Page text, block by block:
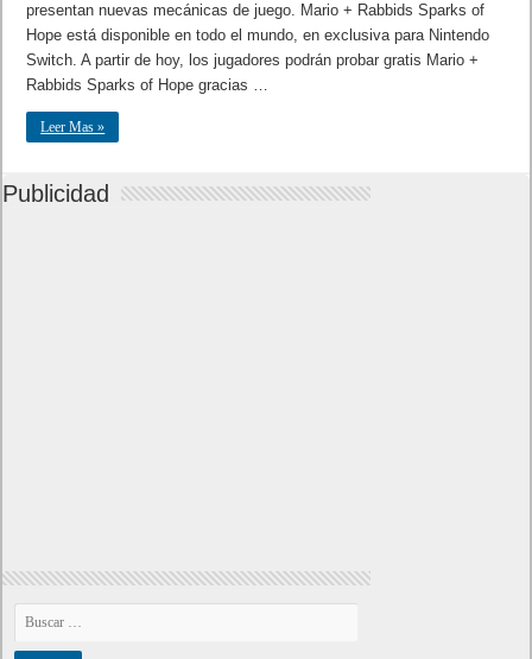
presentan nuevas mecánicas de juego. Mario + Rabbids Sparks of
Hope está disponible en todo el mundo, en exclusiva para Nintendo
Switch. A partir de hoy, los jugadores podrán probar gratis Mario +
Rabbids Sparks of Hope gracias …
Leer Mas »
Publicidad